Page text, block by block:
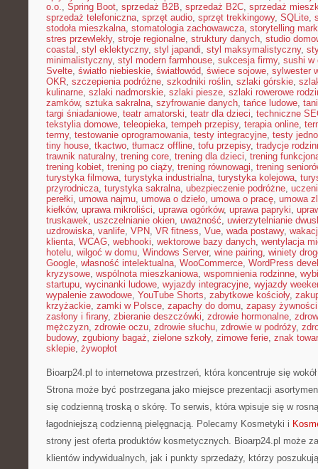
o.o., Spring Boot, sprzedaż B2B, sprzedaż B2C, sprzedaż
sprzedaż telefoniczna, sprzęt audio, sprzęt trekkingowy, SQLite,
stodoła mieszkalna, stomatologia zachowawcza, storytelling
stres przewlekły, stroje regionalne, struktury danych, studio
coastal , styl eklektyczny, styl japandi, styl maksymalistyczny,
minimalistyczny, styl modern farmhouse, sukcesja firmy, sushi w
Svelte, światło niebieskie, światłowód, świece sojowe, sylwester
OKR, szczepienia podróżne, szkodniki roślin, szlaki górskie,
kulinarne, szlaki nadmorskie, szlaki piesze, szlaki rowerowe
zamków, sztuka sakralna, szyfrowanie danych, tańce ludowe,
targi śniadaniowe, teatr amatorski, teatr dla dzieci, techniczne
tekstylia domowe, teleopieka, tempeh przepisy, terapia online,
termy, testowanie oprogramowania, testy integracyjne, testy
tiny house, tkactwo, tłumacz offline, tofu przepisy, tradycje
trawnik naturalny, trening core, trening dla dzieci, trening
trening kobiet, trening po ciąży, trening równowagi, trening
turystyka filmowa, turystyka industrialna, turystyka kolejowa,
przyrodnicza, turystyka sakralna, ubezpieczenie podróżne,
perełki, umowa najmu, umowa o dzieło, umowa o pracę, umowa
kiełków, uprawa mikroliści, uprawa ogórków, uprawa papryki,
truskawek, uszczelnianie okien, uważność, uwierzytelnianie
uzdrowiska, vanlife, VPN, VR fitness, Vue, wada postawy,
klienta, WCAG, webhooki, wektorowe bazy danych, wentylacja
hotelu, wilgoć w domu, Windows Server, wine pairing, winiety
Google, własność intelektualna, WooCommerce, WordPress
kryzysowe, wspólnota mieszkaniowa, wspomnienia rodzinne,
startupu, wycinanki ludowe, wyjazdy integracyjne, wyjazdy
wypalenie zawodowe, YouTube Shorts, zabytkowe kościoły,
krzyżackie, zamki w Polsce, zapachy do domu, zapasy żywności
zasłony i firany, zbieranie deszczówki, zdrowie hormonalne,
mężczyzn, zdrowie oczu, zdrowie słuchu, zdrowie w podróży,
budowy, zgubiony bagaż, zielone szkoły, zimowe ferie, znak
sklepie, żywopłot
Bioarp24.pl to internetowa przestrzeń, która koncentruje się
Strona może być postrzegana jako miejsce prezentacji
się codzienną troską o skórę. To serwis, która wpisuje się w
łagodniejszą codzienną pielęgnacją. Polecamy Kosmetyki i
strony jest oferta produktów kosmetycznych. Bioarp24.pl może
klientów indywidualnych, jak i punkty sprzedaży, którzy